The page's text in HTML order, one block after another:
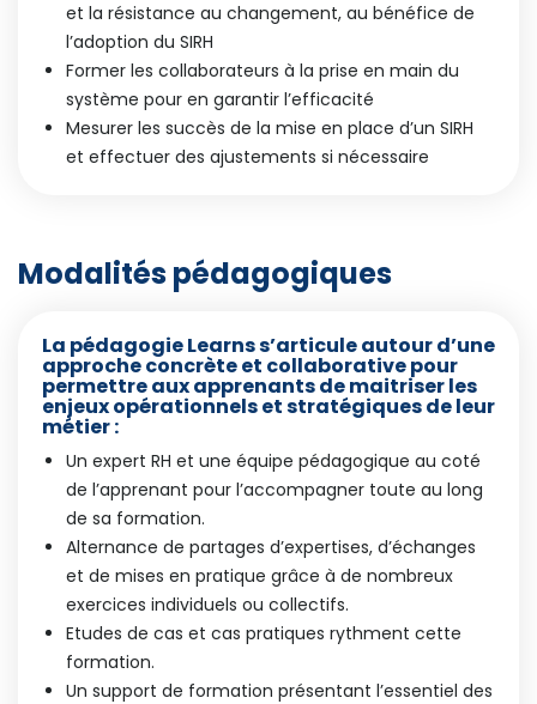
et la résistance au changement, au bénéfice de
l’adoption du SIRH
Former les collaborateurs à la prise en main du
système pour en garantir l’efficacité
Mesurer les succès de la mise en place d’un SIRH
et effectuer des ajustements si nécessaire
Modalités pédagogiques
La pédagogie Learns s’articule autour d’une
approche concrète et collaborative pour
permettre aux apprenants de maitriser les
enjeux opérationnels et stratégiques de leur
métier :
Un expert RH et une équipe pédagogique au coté
de l’apprenant pour l’accompagner toute au long
de sa formation.
Alternance de partages d’expertises, d’échanges
et de mises en pratique grâce à de nombreux
exercices individuels ou collectifs.
Etudes de cas et cas pratiques rythment cette
formation.
Un support de formation présentant l’essentiel des